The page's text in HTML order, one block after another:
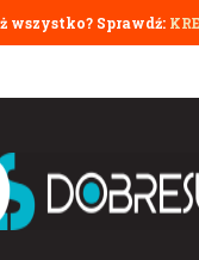
wszystko? Sprawdź: